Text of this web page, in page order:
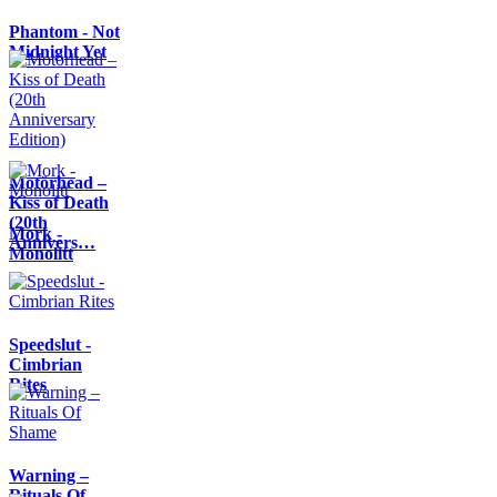
Phantom - Not
Midnight Yet
Motörhead –
Kiss of Death
(20th
Annivers…
Mork -
Monolitt
Speedslut -
Cimbrian
Rites
Warning –